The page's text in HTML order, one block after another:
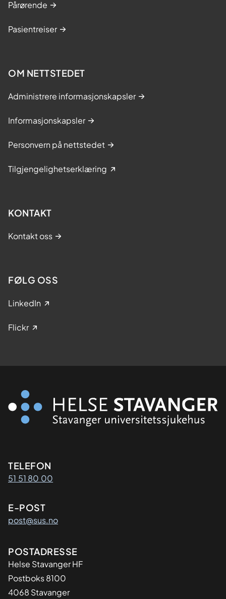
Pårørende
Pasientreiser
OM NETTSTEDET
Administrere informasjonskapsler
Informasjonskapsler
Personvern på nettstedet
Tilgjengelighetserklæring
KONTAKT
Kontakt oss
FØLG OSS
LinkedIn
Flickr
Kontaktinformasjon
TELEFON
51 51 80 00
E-POST
post@sus.no
Adresse
POSTADRESSE
Helse Stavanger HF
Postboks 8100
4068 Stavanger